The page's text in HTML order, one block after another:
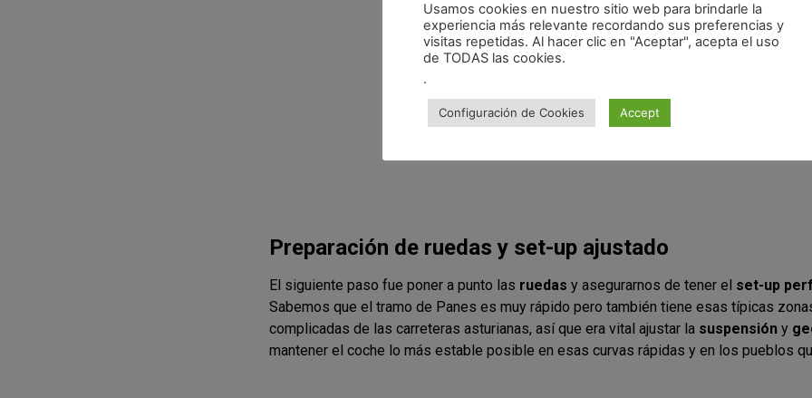
Preparación de ruedas y set-up ajustado
El siguiente paso fue poner a punto las ruedas y asegurarnos de tener el set-up
Sabemos que el tramo de Panes es muy rápido pero también tiene esas típicas
complicadas de las carreteras asturianas, así que era vital ajustar la suspensión y
mantener el coche lo más estable posible en esas curvas rápidas y en los pueblos
Usamos cookies en nuestro sitio web para brindarle la
experiencia más relevante recordando sus preferencias y
visitas repetidas. Al hacer clic en "Aceptar", acepta el uso
de TODAS las cookies.
.
Configuración de Cookies Accept